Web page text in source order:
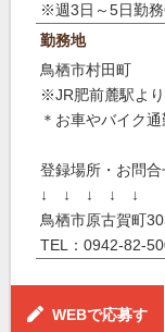
※週3日～5日勤
勤務地
鳥栖市村田町
※JR肥前麓駅よ
＊お車やバイク
登録場所・お問合
↓ ↓ ↓ ↓ ↓
鳥栖市原古賀町
TEL：0942-82-
WEBで応募す